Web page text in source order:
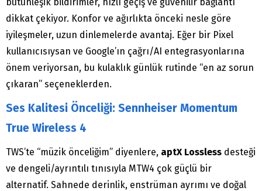
dikkat çekiyor. Konfor ve ağırlıkta önceki nesle göre
iyileşmeler, uzun dinlemelerde avantaj. Eğer bir Pixel
kullanıcısıysan ve Google’ın çağrı/AI entegrasyonlarına
önem veriyorsan, bu kulaklık günlük rutinde “en az sorun
çıkaran” seçeneklerden.
Ses Kalitesi Önceliği: Sennheiser Momentum
True Wireless 4
TWS’te “müzik önceliğim” diyenlere, aptX Lossless desteği
ve dengeli/ayrıntılı tınısıyla MTW4 çok güçlü bir
alternatif. Sahnede derinlik, enstrüman ayrımı ve doğal